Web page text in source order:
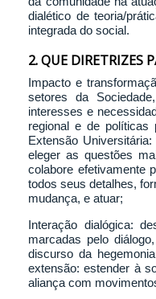
dialético de teoria/
integrada do social.
2. QUE DIRETRIZES
Impacto e
setores da
interesses e
regional e de políticas
Extensão
eleger as questões
colabore efetivamente
todos seus detalhes,
mudança, e atuar;
Interação dialógica:
marcadas pelo
discurso da
extensão: estender à
aliança com